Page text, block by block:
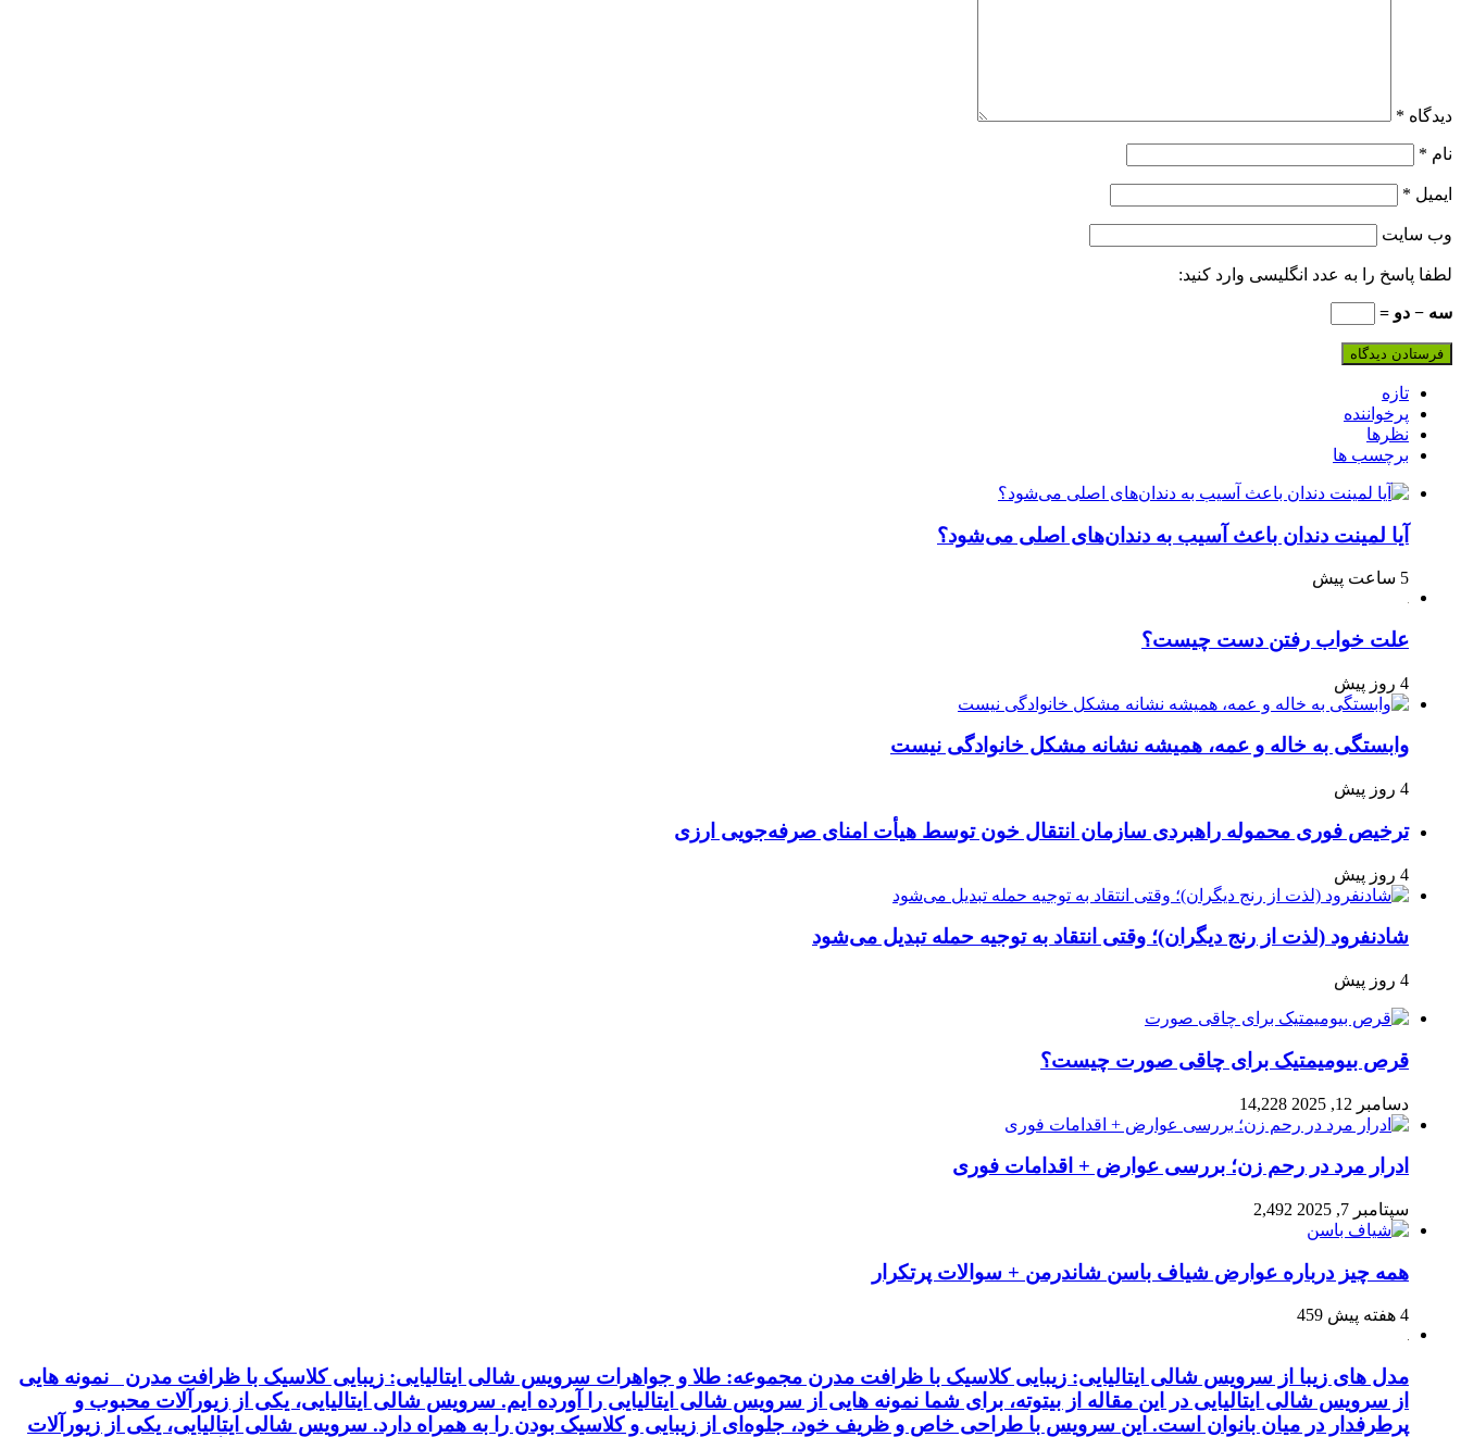
دیدگاه *
نام *
ایمیل *
وب‌ سایت
لطفا پاسخ را به عدد انگلیسی وارد کنید:
سه − دو =
تازه
پرخواننده
نظرها
برچسب ها
آیا لمینت دندان باعث آسیب به دندان‌های اصلی می‌شود؟
5 ساعت پیش
علت خواب رفتن دست چیست؟
4 روز پیش
وابستگی به خاله و عمه، همیشه نشانه مشکل خانوادگی نیست
4 روز پیش
ترخیص فوری محموله راهبردی سازمان انتقال خون توسط هیأت امنای صرفه‌جویی ارزی
4 روز پیش
شادنفرود (لذت از رنج دیگران)؛ وقتی انتقاد به توجیه حمله تبدیل می‌شود
4 روز پیش
قرص بیومیمتیک برای چاقی صورت چیست؟
دسامبر 12, 2025 14,228
ادرار مرد در رحم زن؛ بررسی عوارض + اقدامات فوری
سپتامبر 7, 2025 2,492
همه چیز درباره عوارض شیاف باسن شاندرمن + سوالات پرتکرار
4 هفته پیش 459
مدل های زیبا از سرویس شالی ایتالیایی: زیبایی کلاسیک با ظرافت مدرن مجموعه: طلا و جواهرات سرویس شالی ایتالیایی: زیبایی کلاسیک با ظرافت مدرن نمونه هایی
از سرویس شالی ایتالیایی در این مقاله از بیتوته، برای شما نمونه هایی از سرویس شالی ایتالیایی را آورده ایم. سرویس شالی ایتالیایی، یکی از زیورآلات محبوب و
پرطرفدار در میان بانوان است. این سرویس با طراحی خاص و ظریف خود، جلوه‌ای از زیبایی و کلاسیک بودن را به همراه دارد. سرویس شالی ایتالیایی، یکی از زیورآلات